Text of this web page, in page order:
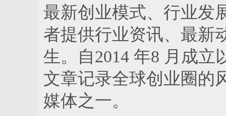
最新创业模式、行业发
者提供行业资讯、最新
生。自2014 年8 月成立
文章记录全球创业圈的
媒体之一。